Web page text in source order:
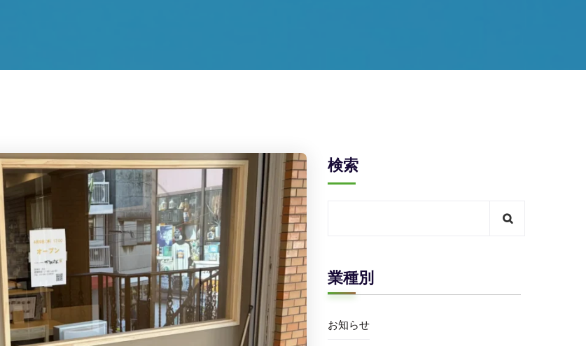
検索
業種別
お知らせ